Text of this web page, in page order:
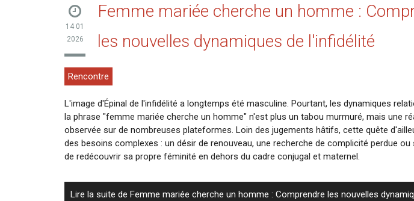
14 01
2026
Femme mariée cherche un homme :
les nouvelles dynamiques de l'infidélité
Rencontre
L'image d'Épinal de l'infidélité a longtemps été masculine. Pourtant, les dynamiques
la phrase "femme mariée cherche un homme" n'est plus un tabou murmuré, mais une
observée sur de nombreuses plateformes. Loin des jugements hâtifs, cette quête
des besoins complexes : un désir de renouveau, une recherche de complicité perdue ou
de redécouvrir sa propre féminité en dehors du cadre conjugal et maternel.
Lire la suite de Femme mariée cherche un homme : Comprendre les nouvelles